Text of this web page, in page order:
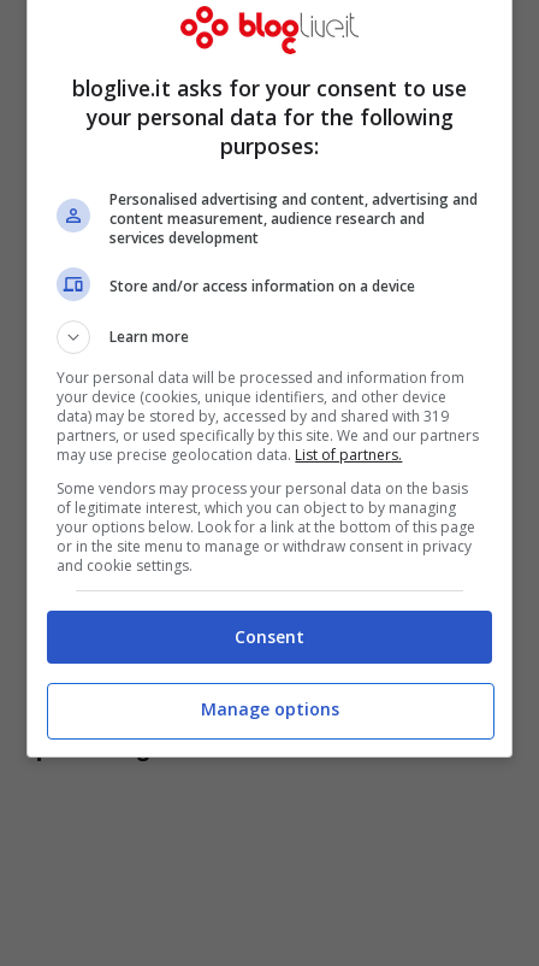
Guiso ha detto di essere“un ragazzo
molto religioso”,non poteva più vivere nel
peccato con la sua Honey fuori dal sacro
vincolo matrimoniale. A quel punto gli
occhi degli astanti devono essere
strabuzzati, ma il giovani li ha rassicurati
“Non c’è nulla di sessuale, è solo puro
amore”. Speriamo davvero che sia così,
che la trovate sia solo uno scherzo.
pessimo gusto.
bloglive.it asks for your consent to use
your personal data for the following
purposes:
Personalised advertising and content, advertising and
content measurement, audience research and
services development
Store and/or access information on a device
Learn more
Your personal data will be processed and information from
your device (cookies, unique identifiers, and other device
data) may be stored by, accessed by and shared with 319
partners, or used specifically by this site. We and our partners
may use precise geolocation data. List of partners.
Some vendors may process your personal data on the basis
of legitimate interest, which you can object to by managing
your options below. Look for a link at the bottom of this page
or in the site menu to manage or withdraw consent in privacy
and cookie settings.
Consent
Manage options